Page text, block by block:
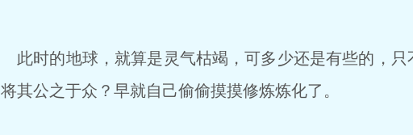
此时的地球，就算是灵气枯竭，可多少还是有些的，
将其公之于众？早就自己偷偷摸摸修炼炼化了。